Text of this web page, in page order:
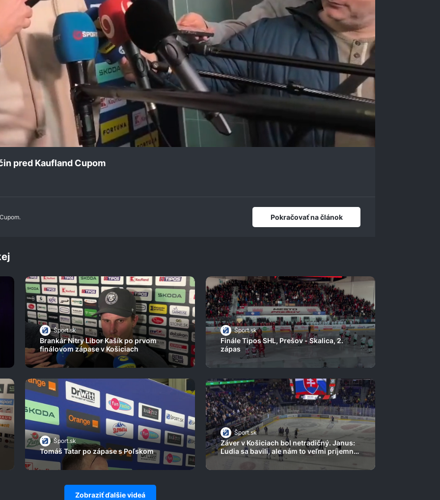
pred Kaufland Cupom
Pokračovať na článok
Šport.sk
Brankár Nitry Libor Kašík po prvom
finálovom zápase v Košiciach
Šport.sk
Finále Tipos SHL, Prešov - Skalica, 2.
zápas
Šport.sk
Tomáš Tatar po zápase s Poľskom
Šport.sk
Záver v Košiciach bol netradičný. Janus:
Ľudia sa bavili, ale nám to veľmi príjemné
nebolo
Zobraziť ďalšie videá